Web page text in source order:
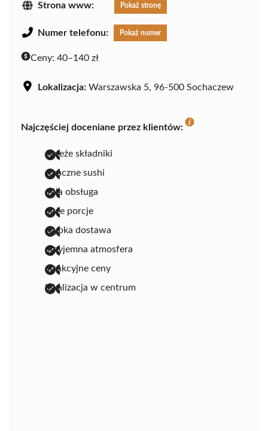
Strona www: Pokaż stronę
Numer telefonu: Pokaż numer
Ceny: 40–140 zł
Lokalizacja: Warszawska 5, 96-500 Sochaczew
Najczęściej doceniane przez klientów:
świeże składniki
smaczne sushi
miła obsługa
duże porcje
szybka dostawa
przyjemna atmosfera
atrakcyjne ceny
lokalizacja w centrum